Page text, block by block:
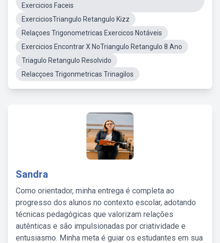
Exercicios Faceis
ExerciciosTriangulo Retangulo Kizz
Relaçoes Trigonometricas Exercicos Notáveis
Exercicios Encontrar X NoTriangulo Retangulo 8 Ano
Triagulo Retangulo Resolvido
Relacçoes Trigonmetricas Trinagilos
Sandra
Como orientador, minha entrega é completa ao
progresso dos alunos no contexto escolar, adotando
técnicas pedagógicas que valorizam relações
autênticas e são impulsionadas por criatividade e
entusiasmo. Minha meta é guiar os estudantes em sua